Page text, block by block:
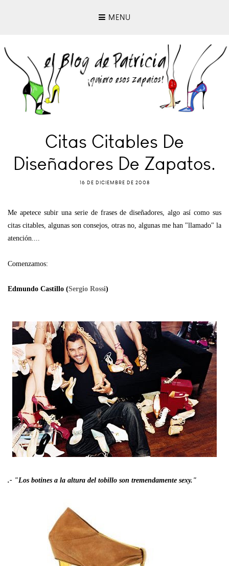
MENU
Citas Citables De
Diseñadores De Zapatos.
16 DE DICIEMBRE DE 2008
Me apetece subir una serie de frases de diseñadores, algo así como sus
citas citables, algunas son consejos, otras no, algunas me han "llamado" la
atención....
Comenzamos:
Edmundo Castillo (Sergio Rossi)
.- "Los botines a la altura del tobillo son tremendamente sexy."